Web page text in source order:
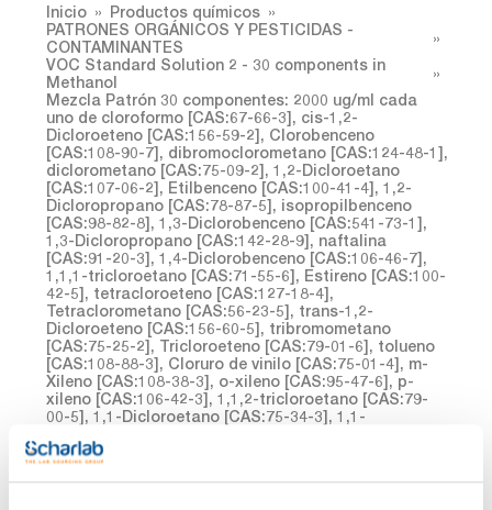
Inicio
Productos químicos
PATRONES ORGÁNICOS Y PESTICIDAS -
CONTAMINANTES
VOC Standard Solution 2 - 30 components in
Methanol
Mezcla Patrón 30 componentes: 2000 ug/ml cada
uno de cloroformo [CAS:67-66-3], cis-1,2-
Dicloroeteno [CAS:156-59-2], Clorobenceno
[CAS:108-90-7], dibromoclorometano [CAS:124-48-1],
diclorometano [CAS:75-09-2], 1,2-Dicloroetano
[CAS:107-06-2], Etilbenceno [CAS:100-41-4], 1,2-
Dicloropropano [CAS:78-87-5], isopropilbenceno
[CAS:98-82-8], 1,3-Diclorobenceno [CAS:541-73-1],
1,3-Dicloropropano [CAS:142-28-9], naftalina
[CAS:91-20-3], 1,4-Diclorobenceno [CAS:106-46-7],
1,1,1-tricloroetano [CAS:71-55-6], Estireno [CAS:100-
42-5], tetracloroeteno [CAS:127-18-4],
Tetraclorometano [CAS:56-23-5], trans-1,2-
Dicloroeteno [CAS:156-60-5], tribromometano
[CAS:75-25-2], Tricloroeteno [CAS:79-01-6], tolueno
[CAS:108-88-3], Cloruro de vinilo [CAS:75-01-4], m-
Xileno [CAS:108-38-3], o-xileno [CAS:95-47-6], p-
xileno [CAS:106-42-3], 1,1,2-tricloroetano [CAS:79-
00-5], 1,1-Dicloroetano [CAS:75-34-3], 1,1-
[CAS:75-27-4], Benceno [CAS:71-43-2] en metanol